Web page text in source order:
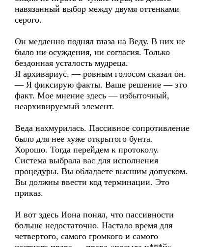
навязанный выбор между двумя оттенками
серого.
Он медленно поднял глаза на Веду. В них не
было ни осуждения, ни согласия. Только
бездонная усталость мудреца.
Я архивариус, — ровным голосом сказал он.
— Я фиксирую факты. Ваше решение — это
факт. Мое мнение здесь — избыточный,
неархивируемый элемент.
Веда нахмурилась. Пассивное сопротивление
было для нее хуже открытого бунта.
Хорошо. Тогда перейдем к протоколу.
Система выбрала вас для исполнения
процедуры. Вы обладаете высшим допуском.
Вы должны ввести код терминации. Это
приказ.
И вот здесь Иона понял, что пассивности
больше недостаточно. Настало время для
четвертого, самого громкого и самого